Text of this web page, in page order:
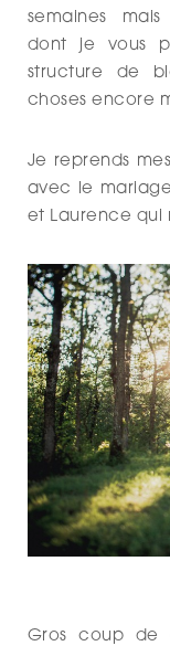
semaines
dont je vous
structure de
choses encore
Je reprends
avec le
et Laurence qui
Gros coup de